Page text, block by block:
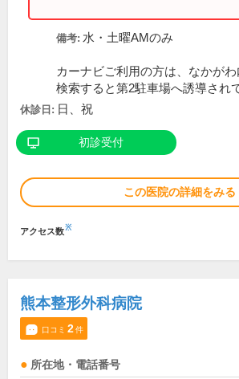
備考: 水・土曜AMのみ
カーナビご利用の方は、なかが
検索すると第2駐車場へ誘導され
休診日: 日、祝
初診受付
この医院の詳細をみる
アクセス数※
熊本整形外科病院
口コミ 2件
所在地・電話番号